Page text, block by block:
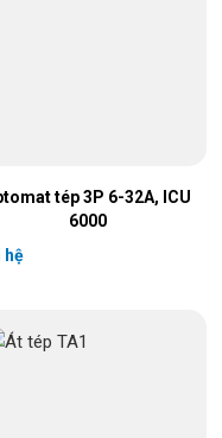
tép 3P 6-32A, ICU
6000
hệ